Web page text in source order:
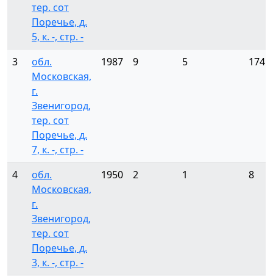
тер. сот
Поречье, д.
5, к. -, стр. -
3
обл.
Московская,
г.
Звенигород,
тер. сот
Поречье, д.
7, к. -, стр. -
1987 9 5 174
4
обл.
Московская,
г.
Звенигород,
тер. сот
Поречье, д.
3, к. -, стр. -
1950 2 1 8